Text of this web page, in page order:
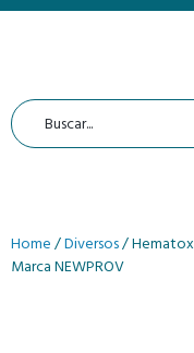
Home/Diversos/
Marca NEWPROV